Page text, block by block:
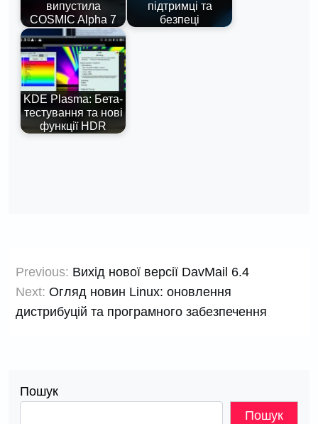
випустила
COSMIC Alpha 7
підтримці та
безпеці
KDE Plasma: Бета-
тестування та нові
функції HDR
записів
Previous: Вихід нової версії DavMail 6.4
Next: Огляд новин Linux: оновлення
дистрибуцій та програмного забезпечення
Пошук
Пошук